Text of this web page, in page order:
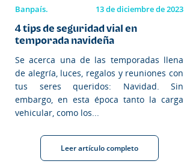
Banpaís. 13 de diciembre de 2023
4 tips de seguridad vial en
temporada navideña
Se acerca una de las temporadas llena
de alegría, luces, regalos y reuniones con
tus seres queridos: Navidad. Sin
embargo, en esta época tanto la carga
vehicular, como los...
Leer artículo completo